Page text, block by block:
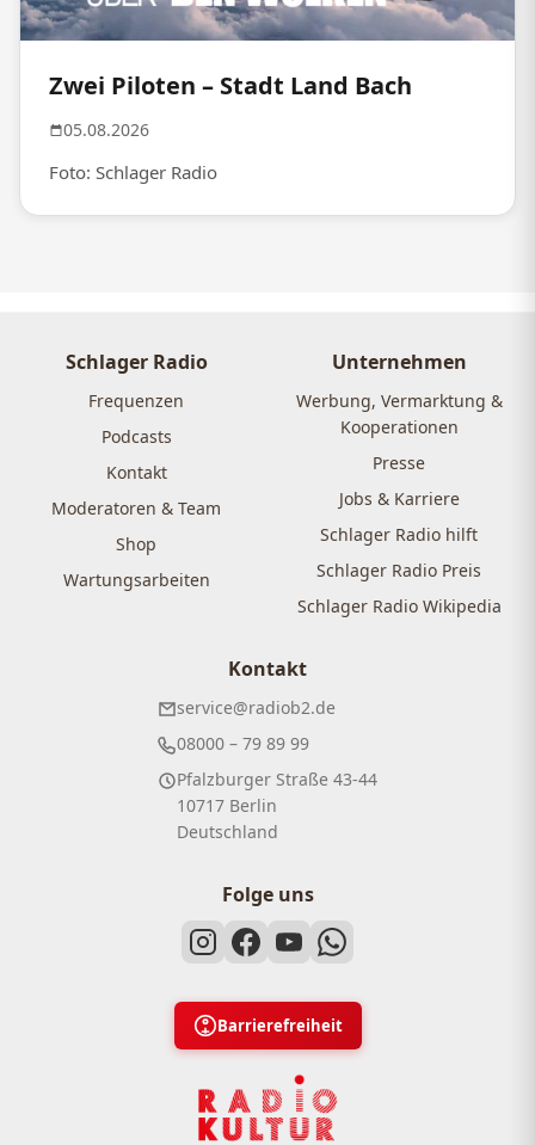
Zwei Piloten – Stadt Land Bach
05.08.2026
Foto: Schlager Radio
Schlager Radio
Frequenzen
Podcasts
Kontakt
Moderatoren & Team
Shop
Wartungsarbeiten
Unternehmen
Werbung, Vermarktung &
Kooperationen
Presse
Jobs & Karriere
Schlager Radio hilft
Schlager Radio Preis
Schlager Radio Wikipedia
Kontakt
service@radiob2.de
08000 – 79 89 99
Pfalzburger Straße 43-44
10717 Berlin
Deutschland
Folge uns
Barrierefreiheit